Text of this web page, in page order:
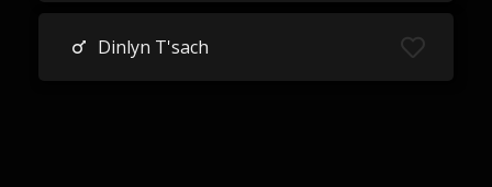
Dinlyn T'sach